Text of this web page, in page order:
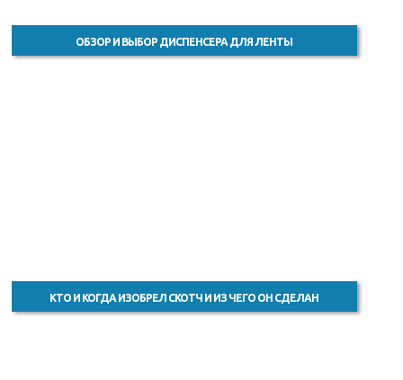
ОБЗОР И ВЫБОР ДИСПЕНСЕРА ДЛЯ ЛЕНТЫ
КТО И КОГДА ИЗОБРЕЛ СКОТЧ И ИЗ ЧЕГО ОН СДЕЛАН